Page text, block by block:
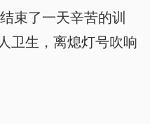
束了一天辛苦的训
卫生，离熄灯号吹响